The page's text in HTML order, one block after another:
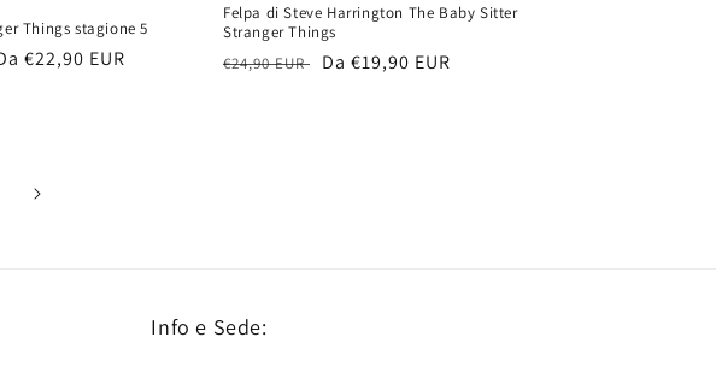
Things stagione 5
€22,90 EUR
Felpa di Steve Harrington The Baby Sitter
Stranger Things
Prezzo
€24,90 EUR
Prezzo
Da €19,90 EUR
Info e Sede: